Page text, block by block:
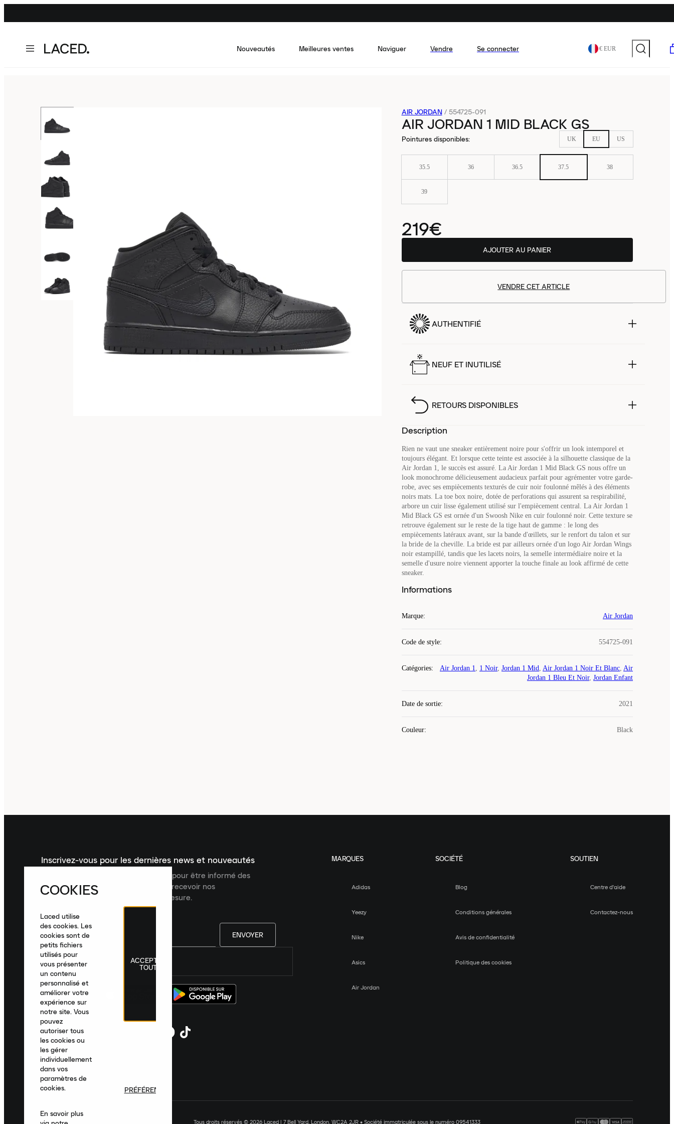
Nouveautés Meilleures ventes Naviguer Vendre Se connecter € EUR
AIR JORDAN / 554725-091
AIR JORDAN 1 MID BLACK GS
Pointures disponibles: UK EU US
35.5 36 36.5 37.5 38
39
219€
AJOUTER AU PANIER
VENDRE CET ARTICLE
AUTHENTIFIÉ
NEUF ET INUTILISÉ
RETOURS DISPONIBLES
Description
Rien ne vaut une sneaker entièrement noire pour s'offrir un look intemporel et
toujours élégant. Et lorsque cette teinte est associée à la silhouette classique de la
Air Jordan 1, le succès est assuré. La Air Jordan 1 Mid Black GS nous offre un
look monochrome délicieusement audacieux parfait pour agrémenter votre garde-
robe, avec ses empiècements texturés de cuir noir foulonné mêlés à des éléments
noirs mats. La toe box noire, dotée de perforations qui assurent sa respirabilité,
arbore un cuir lisse également utilisé sur l'empiècement central. La Air Jordan 1
Mid Black GS est ornée d'un Swoosh Nike en cuir foulonné noir. Cette texture se
retrouve également sur le reste de la tige haut de gamme : le long des
empiècements latéraux avant, sur la bande d'œillets, sur le renfort du talon et sur
la bride de la cheville. La bride est par ailleurs ornée d'un logo Air Jordan Wings
noir estampillé, tandis que les lacets noirs, la semelle intermédiaire noire et la
semelle d'usure noire viennent apporter la touche finale au look affirmé de cette
sneaker.
Informations
Marque: Air Jordan
Code de style: 554725-091
Catégories: Air Jordan 1, 1 Noir, Jordan 1 Mid, Air Jordan 1 Noir Et Blanc, Air
Jordan 1 Bleu Et Noir, Jordan Enfant
Date de sortie: 2021
Couleur: Black
Inscrivez-vous pour les dernières news et nouveautés
Inscrivez-vous à la newsletter Laced pour être informé des
dernières nouveautés, collections et recevoir nos
recommandations de produits sur mesure.
ENVOYER
France|Français
MARQUES
Adidas
Yeezy
Nike
Asics
Air Jordan
SOCIÉTÉ
Blog
Conditions générales
Avis de confidentialité
Politique des cookies
SOUTIEN
Centre d'aide
Contactez-nous
Tous droits réservés © 2026 Laced | 7 Bell Yard, London, WC2A 2JR • Société immatriculée sous le numéro 09541333
COOKIES
Laced utilise
des cookies. Les
cookies sont de
petits fichiers
utilisés pour
vous présenter
un contenu
personnalisé et
améliorer votre
expérience sur
notre site. Vous
pouvez
autoriser tous
les cookies ou
les gérer
individuellement
dans vos
paramètres de
cookies.
En savoir plus
ACCEPTER
TOUT
PRÉFÉRENCES